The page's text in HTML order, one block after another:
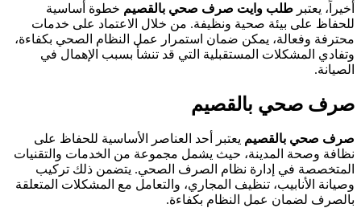
يعتبرطلب وايت صرف صحي بالقصيمخطوة أساسية
على بيئة صحية ونظيفة. من خلال الاعتماد على خدمات
وفعالة، يمكن ضمان استمرار عمل النظام الصحي بكفاءة،
المشكلات المستقبلية التي قد تنشأ بسبب الإهمال في
صحي بالقصيم
صحي بالقصيميعتبر أحد العناصر الأساسية للحفاظ على
وصحة المدينة، حيث يشمل مجموعة من الخدمات والتقنيات
في إدارة نظام الصرف الصحي. يتضمن ذلك تركيب
الأنابيب، تنظيف المجاري، والتعامل مع المشكلات المتعلقة
لضمان عمل النظام بكفاءة.